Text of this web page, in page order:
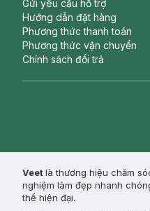
Gửi yêu cầu hỗ trợ
Hướng dẫn đặt hàng
Phương thức thanh toán
Phương thức vận chuyển
Chính sách đổi trả
Veetlà thương hiệu chăm
nghiệm làm đẹp nhanh
thể hiện đại.